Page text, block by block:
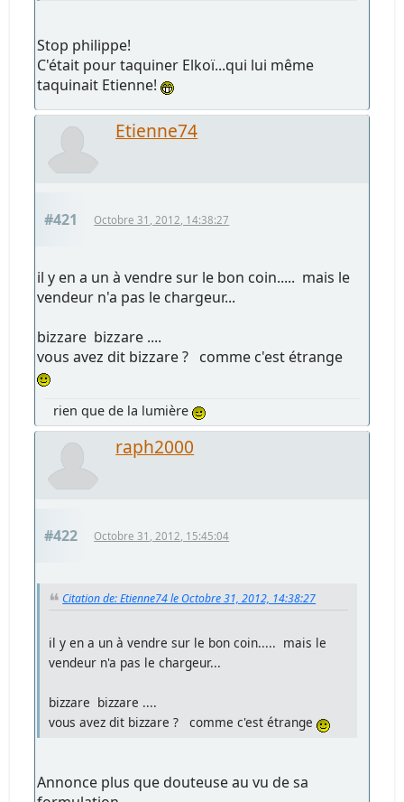
Stop philippe!
C'était pour taquiner Elkoï...qui lui même
taquinait Etienne!
Etienne74
#421 Octobre 31, 2012, 14:38:27
il y en a un à vendre sur le bon coin..... mais le
vendeur n'a pas le chargeur...
bizzare bizzare ....
vous avez dit bizzare ? comme c'est étrange
rien que de la lumière
raph2000
#422 Octobre 31, 2012, 15:45:04
Citation de: Etienne74 le Octobre 31, 2012, 14:38:27
il y en a un à vendre sur le bon coin..... mais le
vendeur n'a pas le chargeur...
bizzare bizzare ....
vous avez dit bizzare ? comme c'est étrange
Annonce plus que douteuse au vu de sa